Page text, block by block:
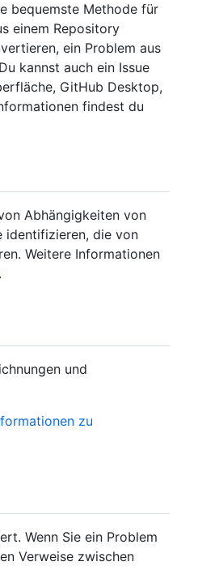
bequemste Methode für
einem Repository
ein Problem aus
kannst auch ein Issue
GitHub Desktop,
findest du
Abhängigkeiten von
identifizieren, die von
Weitere Informationen
.
und
zu
Wenn Sie ein Problem
Verweise zwischen